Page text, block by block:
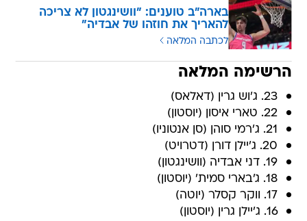
בארה"ב טוענים: "וושינגטון לא צריכה
להאריך את חוזהו של אבדיה"
לכתבה המלאה
הרשימה המלאה
23. ג'וש גרין (דאלאס)
22. טארי איסון (יוסטון)
21. ג'רמי סוהן (סן אנטוניו)
20. ג'יילן דורן (דטרויט)
19. דני אבדיה (וושינגטון)
18. ג'בארי סמית' (יוסטון)
17. ווקר קסלר (יוטה)
16. ג'יילן גרין (יוסטון)